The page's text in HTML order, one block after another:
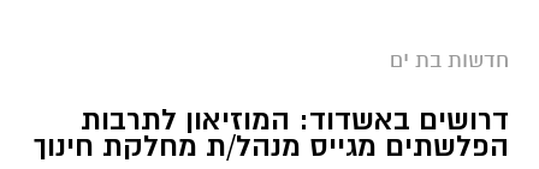
חדשות בת ים
דרושים באשדוד: המוזיאון לתרבות
הפלשתים מגייס מנהל/ת מחלקת חינוך